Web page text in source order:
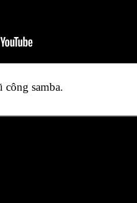
công samba.